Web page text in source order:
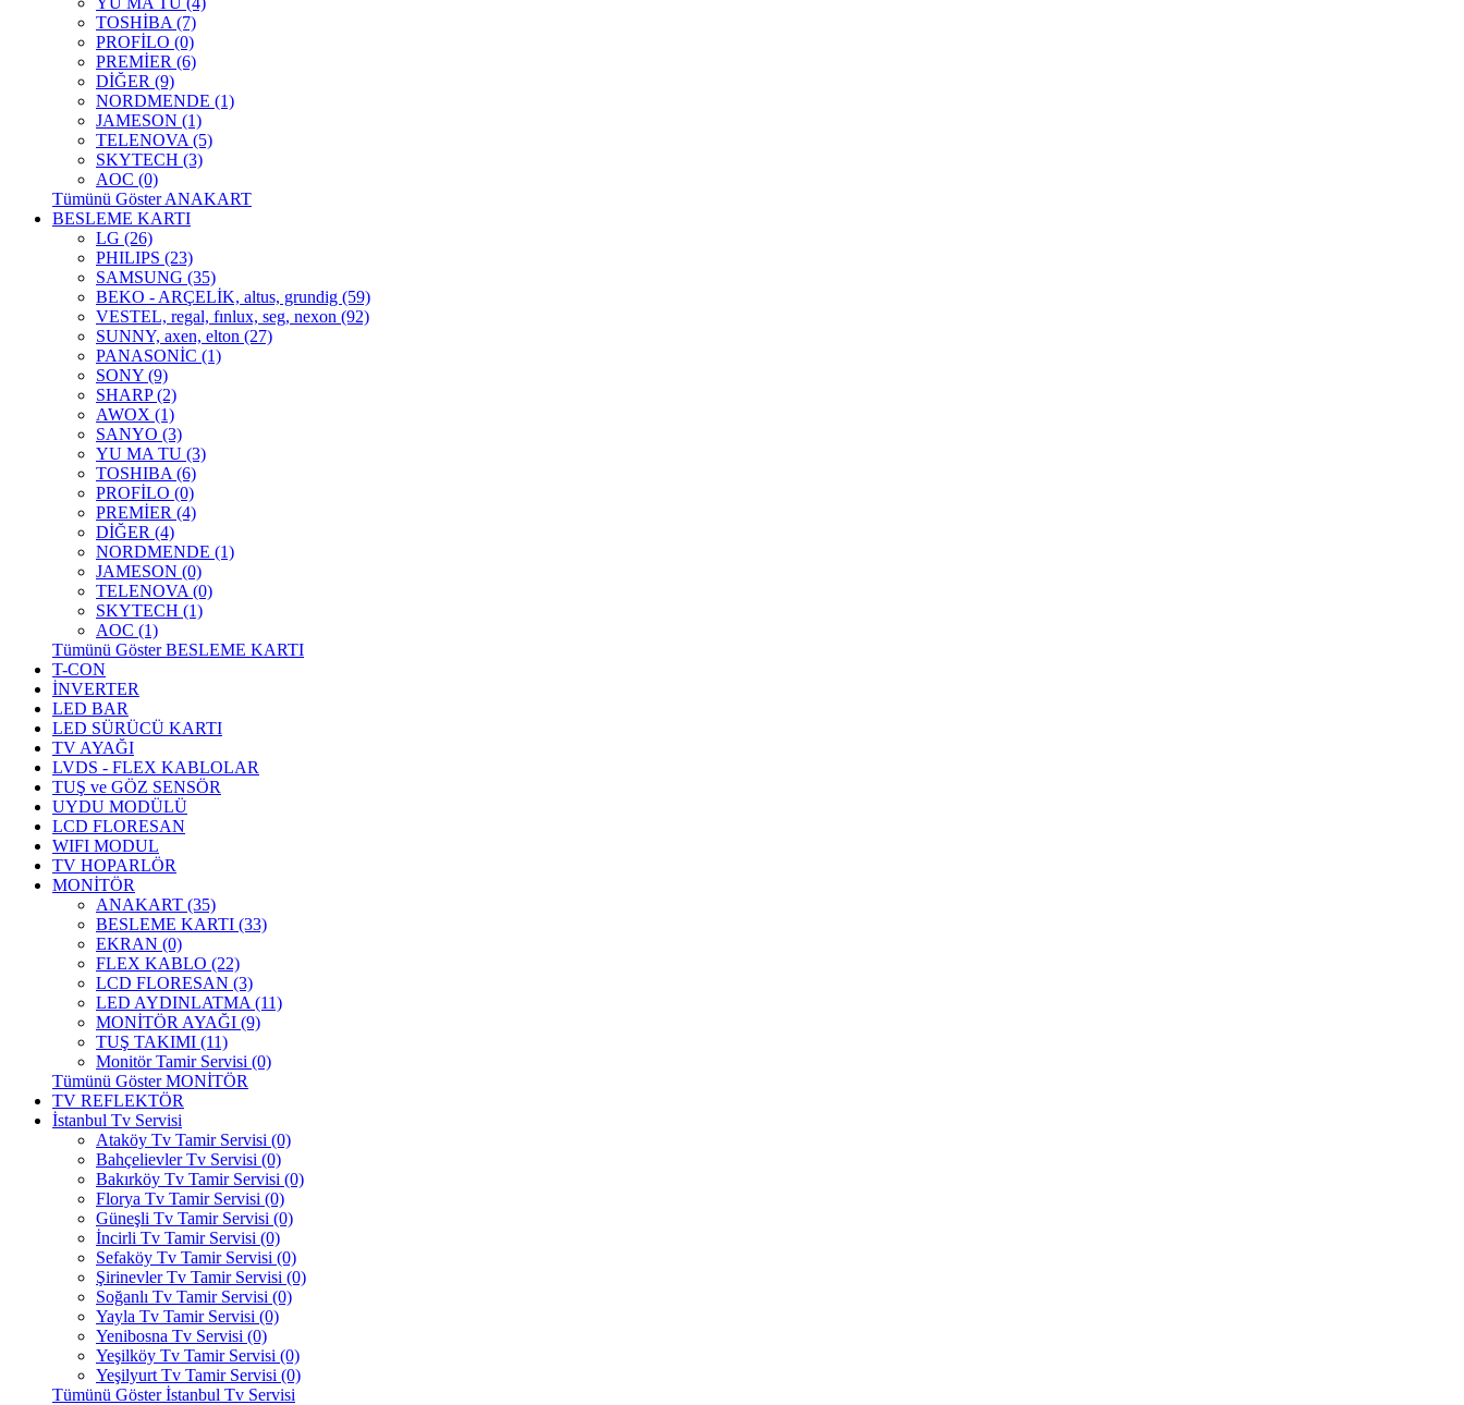
TOSHİBA (7)
PROFİLO (0)
PREMİER (6)
DİĞER (9)
NORDMENDE (1)
JAMESON (1)
TELENOVA (5)
SKYTECH (3)
AOC (0)
Tümünü Göster ANAKART
BESLEME KARTI
LG (26)
PHILIPS (23)
SAMSUNG (35)
BEKO - ARÇELİK, altus, grundig (59)
VESTEL, regal, fınlux, seg, nexon (92)
SUNNY, axen, elton (27)
PANASONİC (1)
SONY (9)
SHARP (2)
AWOX (1)
SANYO (3)
YU MA TU (3)
TOSHIBA (6)
PROFİLO (0)
PREMİER (4)
DİĞER (4)
NORDMENDE (1)
JAMESON (0)
TELENOVA (0)
SKYTECH (1)
AOC (1)
Tümünü Göster BESLEME KARTI
T-CON
İNVERTER
LED BAR
LED SÜRÜCÜ KARTI
TV AYAĞI
LVDS - FLEX KABLOLAR
TUŞ ve GÖZ SENSÖR
UYDU MODÜLÜ
LCD FLORESAN
WIFI MODUL
TV HOPARLÖR
MONİTÖR
ANAKART (35)
BESLEME KARTI (33)
EKRAN (0)
FLEX KABLO (22)
LCD FLORESAN (3)
LED AYDINLATMA (11)
MONİTÖR AYAĞI (9)
TUŞ TAKIMI (11)
Monitör Tamir Servisi (0)
Tümünü Göster MONİTÖR
TV REFLEKTÖR
İstanbul Tv Servisi
Ataköy Tv Tamir Servisi (0)
Bahçelievler Tv Servisi (0)
Bakırköy Tv Tamir Servisi (0)
Florya Tv Tamir Servisi (0)
Güneşli Tv Tamir Servisi (0)
İncirli Tv Tamir Servisi (0)
Sefaköy Tv Tamir Servisi (0)
Şirinevler Tv Tamir Servisi (0)
Soğanlı Tv Tamir Servisi (0)
Yayla Tv Tamir Servisi (0)
Yenibosna Tv Servisi (0)
Yeşilköy Tv Tamir Servisi (0)
Yeşilyurt Tv Tamir Servisi (0)
Tümünü Göster İstanbul Tv Servisi